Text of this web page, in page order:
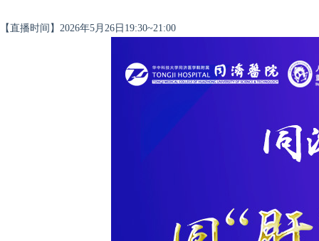
【直播时间】2026年5月26日19:30~21:00